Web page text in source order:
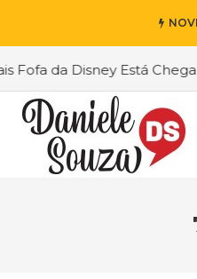
da Disney Está